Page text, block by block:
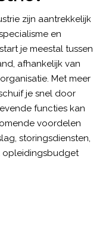
zijn aantrekkelijk
en
je meestal tussen
afhankelijk van
Met meer
je snel door
functies kan
voordelen
storingsdiensten,
opleidingsbudget